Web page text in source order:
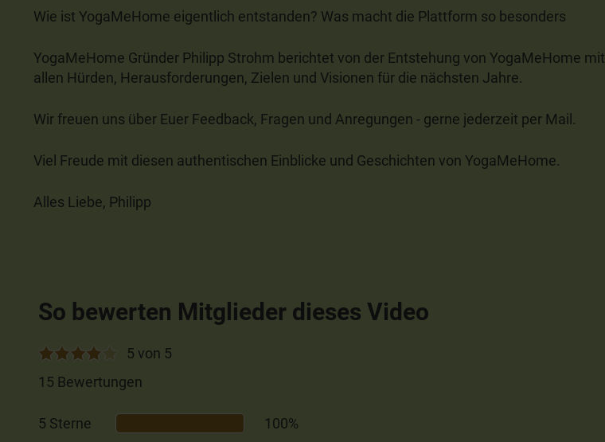
Wie ist YogaMeHome eigentlich entstanden? Was macht die Plattform so besonders
YogaMeHome Gründer Philipp Strohm berichtet von der Entstehung von YogaMeHome mit
allen Hürden, Herausforderungen, Zielen und Visionen für die nächsten Jahre.
Wir freuen uns über Euer Feedback, Fragen und Anregungen - gerne jederzeit per Mail.
Viel Freude mit diesen authentischen Einblicke und Geschichten von YogaMeHome.
Alles Liebe, Philipp
So bewerten Mitglieder dieses Video
5 von 5
15 Bewertungen
5 Sterne
100%